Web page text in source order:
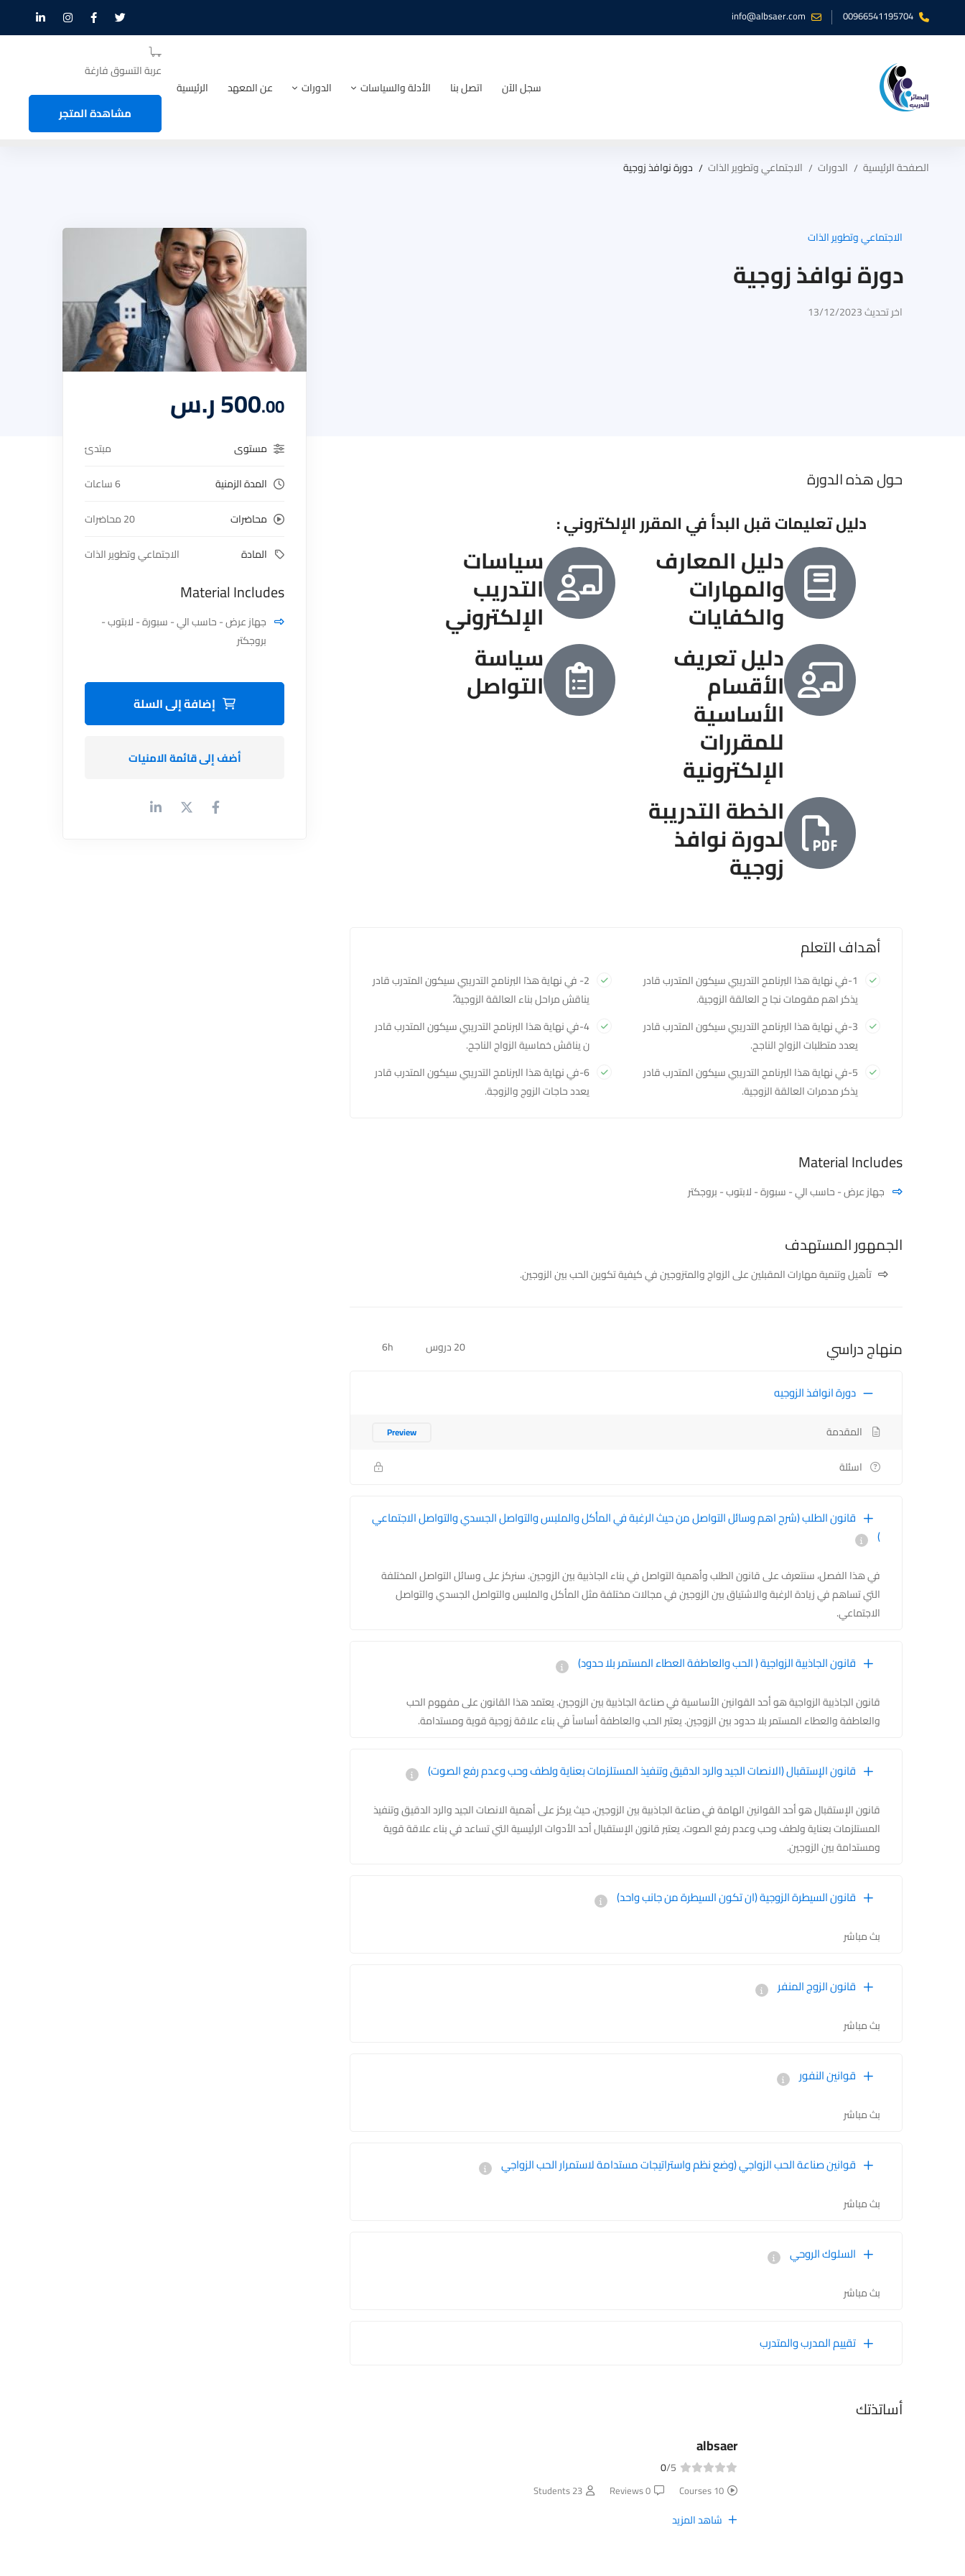
00966541195704
info@albsaer.com
سجل الآن اتصل بنا الأدلة والسياسات الدورات عن المعهد الرئيسية
عربة التسوق فارغة
مشاهدة المتجر
الصفحة الرئيسية الدورات الاجتماعي وتطوير الذات دورة نوافذ زوجية
الاجتماعي وتطوير الذات
دورة نوافذ زوجية
اخر تحديث 13/12/2023
حول هذه الدورة
دليل تعليمات قبل البدأ في المقرر الإلكتروني :
دليل المعارف
والمهارات
والكفايات
سياسات
التدريب
الإلكتروني
دليل تعريف
الأقسام
الأساسية
للمقررات
الإلكترونية
سياسة
التواصل
الخطة التدريبة
لدورة نوافذ
زوجية
أهداف التعلم
1-في نهاية هذا البرنامج التدريبي سيكون المتدرب قادر
يذكر اهم مقومات نجا ح العالقة الزوجية.
2- في نهاية هذا البرنامج التدريبي سيكون المتدرب قادر
يناقش مراحل بناء العالقة الزوجية.ً
3-في نهاية هذا البرنامج التدريبي سيكون المتدرب قادر
يعدد متطلبات الزواج الناجح.
4-في نهاية هذا البرنامج التدريبي سيكون المتدرب قادر
ن يناقش خماسية الزواج الناجح.
5-في نهاية هذا البرنامج التدريبي سيكون المتدرب قادر
يذكر مدمرات العالقة الزوجية.
6-في نهاية هذا البرنامج التدريبي سيكون المتدرب قادر
يعدد حاجات الزوج والزوجة.
Material Includes
جهاز عرض - حاسب الي - سبورة - لابتوب - بروجكتر
الجمهور المستهدف
تأهيل وتنمية مهارات المقبلين على الزواج والمتزوجين في كيفية تكوين الحب بين الزوجين.
منهاج دراسي 20 دروس 6h
دورة انوافذ الزوجيه
المقدمة Preview
اسئلة
قانون الطلب (شرح اهم وسائل التواصل من حيث الرغبة في المأكل والملبس والتواصل الجسدي والتواصل الاجتماعي
)
في هذا الفصل، سنتعرف على قانون الطلب وأهمية التواصل في بناء الجاذبية بين الزوجين. سنركز على وسائل التواصل المختلفة
التي تساهم في زيادة الرغبة والاشتياق بين الزوجين في مجالات مختلفة مثل المأكل والملبس والتواصل الجسدي والتواصل
الاجتماعي.
قانون الجاذبية الزواجية ( الحب والعاطفة العطاء المستمر بلا حدود)
قانون الجاذبية الزواجية هو أحد القوانين الأساسية في صناعة الجاذبية بين الزوجين. يعتمد هذا القانون على مفهوم الحب
والعاطفة والعطاء المستمر بلا حدود بين الزوجين. يعتبر الحب والعاطفة أساساً في بناء علاقة زوجية قوية ومستدامة.
قانون الإستقبال (الانصات الجيد والرد الدقيق وتنفيذ المستلزمات بعناية ولطف وحب وعدم رفع الصوت)
قانون الإستقبال هو أحد القوانين الهامة في صناعة الجاذبية بين الزوجين، حيث يركز على أهمية الانصات الجيد والرد الدقيق وتنفيذ
المستلزمات بعناية ولطف وحب وعدم رفع الصوت. يعتبر قانون الإستقبال أحد الأدوات الرئيسية التي تساعد في بناء علاقة قوية
ومستدامة بين الزوجين.
قانون السيطرة الزوجية (ان تكون السيطرة من جانب واحد)
بث مباشر
قانون الزوج المنفر
بث مباشر
قوانين النفور
بث مباشر
قوانين صناعة الحب الزواجي (وضع نظم واستراتيجات مستدامة لاستمرار الحب الزواجي
بث مباشر
السلوك الروحي
بث مباشر
تقييم المدرب والمتدرب
أساتذتك
albsaer
0/5
10 Courses
0 Reviews
23 Students
شاهد المزيد
500.00 ر.س
مستوى
مبتدئ
المدة الزمنية
6 ساعات
محاضرات
20 محاضرات
المادة
الاجتماعي وتطوير الذات
Material Includes
جهاز عرض - حاسب الي - سبورة - لابتوب -
بروجكتر
إضافة إلى السلة
أضف إلى قائمة الامنيات